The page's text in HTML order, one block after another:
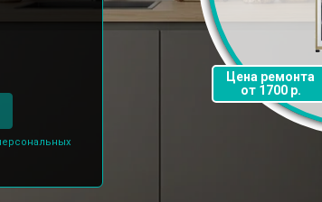
Цена ремонта
от 1700 р.